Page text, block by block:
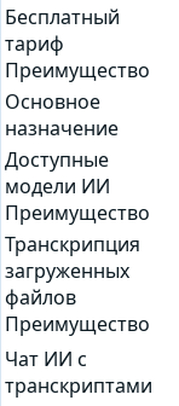
Бесплатный
тариф
Преимущество
Основное
назначение
Доступные
модели ИИ
Преимущество
Транскрипция
загруженных
файлов
Преимущество
Чат ИИ с
транскриптами